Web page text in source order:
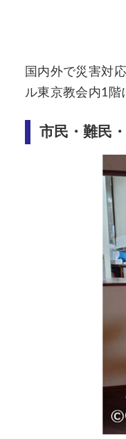
国内外で災害対
ル東京教会内1階
市民・難民